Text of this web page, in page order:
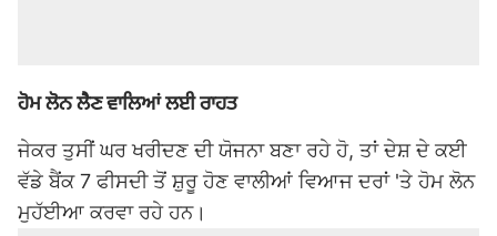
ਹੋਮ ਲੋਨ ਲੈਣ ਵਾਲਿਆਂ ਲਈ ਰਾਹਤ
ਜੇਕਰ ਤੁਸੀਂ ਘਰ ਖਰੀਦਣ ਦੀ ਯੋਜਨਾ ਬਣਾ ਰਹੇ ਹੋ, ਤਾਂ ਦੇਸ਼ ਦੇ ਕਈ
ਵੱਡੇ ਬੈਂਕ 7 ਫੀਸਦੀ ਤੋਂ ਸ਼ੁਰੂ ਹੋਣ ਵਾਲੀਆਂ ਵਿਆਜ ਦਰਾਂ 'ਤੇ ਹੋਮ ਲੋਨ
ਮੁਹੱਈਆ ਕਰਵਾ ਰਹੇ ਹਨ।